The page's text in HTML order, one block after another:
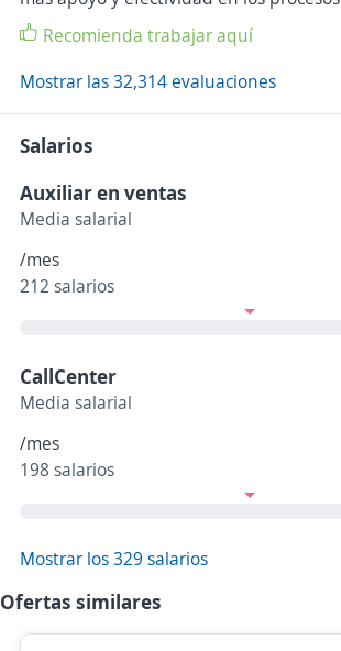
Recomienda trabajar aquí
Mostrar las 32,314 evaluaciones
Salarios
Auxiliar en ventas
Media salarial
/mes
212 salarios
CallCenter
Media salarial
/mes
198 salarios
Mostrar los 329 salarios
Ofertas similares